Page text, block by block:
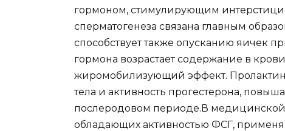
гормоном, стимулирующим
сперматогенеза связана главным
способствует также опусканию яичек
гормона возрастает содержание в
жиромобилизующий эффект.
тела и активность прогестерона,
послеродовом периоде.В медицинской
обладающих активностью ФСГ,